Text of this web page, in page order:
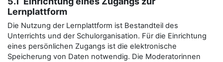
Lernplattform
Die Nutzung der Lernplattform ist Bestandteil des
Unterrichts und der Schulorganisation. Für die Einrichtung
eines persönlichen Zugangs ist die elektronische
Speicherung von Daten notwendig. Die Moderatorinnen